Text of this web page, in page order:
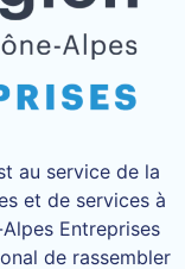
au service de la
et de services à
Alpes Entreprises
de rassembler